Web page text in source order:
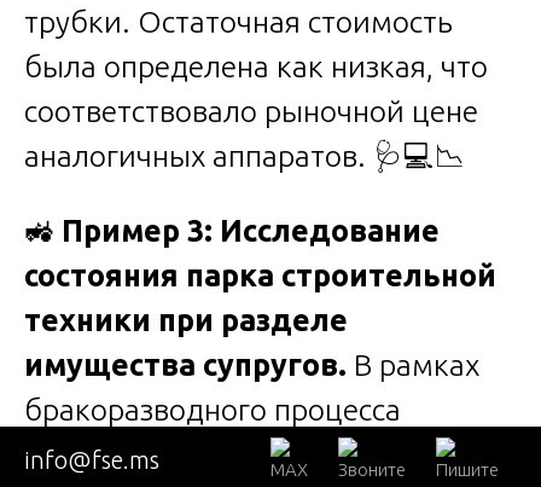
трубки. Остаточная стоимость
была определена как низкая, что
соответствовало рыночной цене
аналогичных аппаратов. 🩺💻📉
🚜 Пример 3: Исследование
состояния парка строительной
техники при разделе
имущества супругов. В рамках
бракоразводного процесса
требовалась оценка состояния и
info@fse.ms